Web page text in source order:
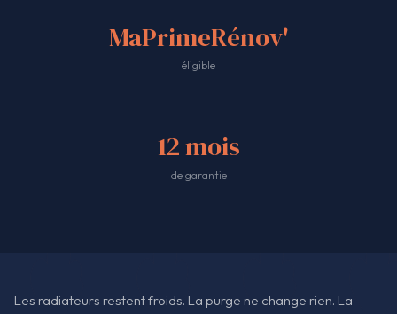
MaPrimeRénov'
éligible
12 mois
de garantie
Les radiateurs restent froids. La purge ne change rien. La